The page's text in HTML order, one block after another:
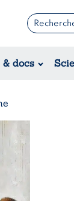
& docs/ Policier